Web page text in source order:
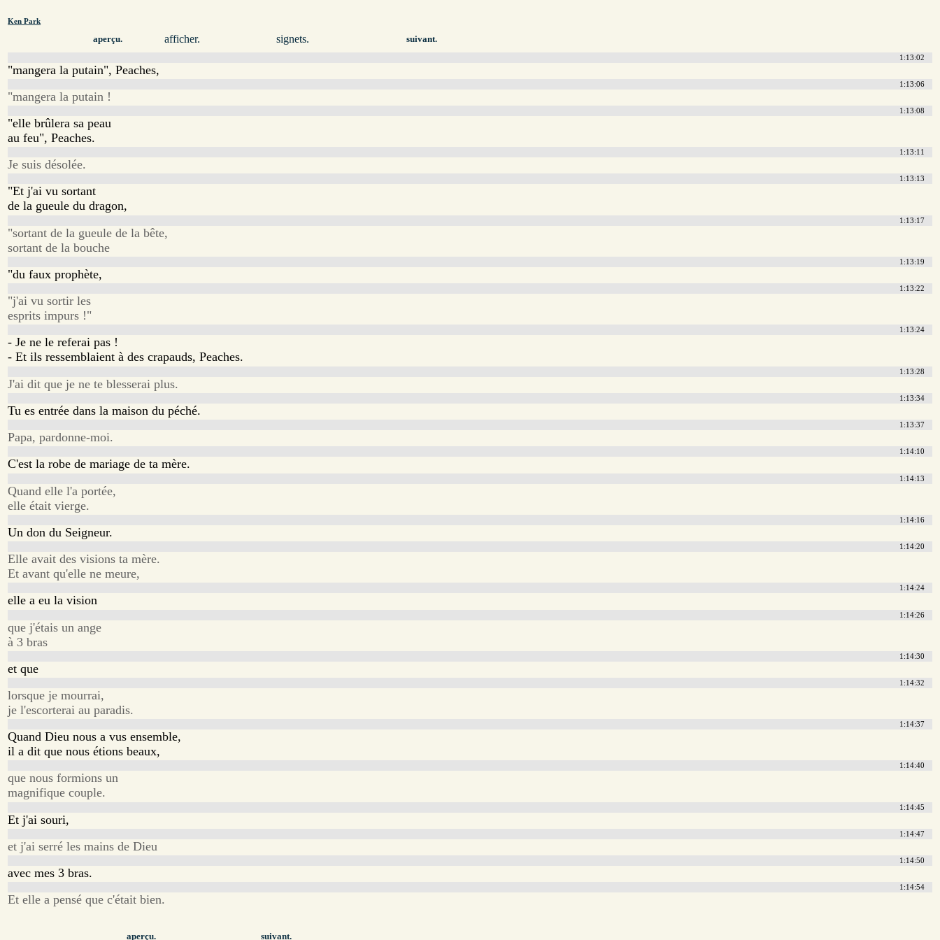
Ken Park
aperçu. afficher. signets. suivant.
1:13:02
"mangera la putain", Peaches,
1:13:06
"mangera la putain !
1:13:08
"elle brûlera sa peau
au feu", Peaches.
1:13:11
Je suis désolée.
1:13:13
"Et j'ai vu sortant
de la gueule du dragon,
1:13:17
"sortant de la gueule de la bête,
sortant de la bouche
1:13:19
"du faux prophète,
1:13:22
"j'ai vu sortir les
esprits impurs !"
1:13:24
- Je ne le referai pas !
- Et ils ressemblaient à des crapauds, Peaches.
1:13:28
J'ai dit que je ne te blesserai plus.
1:13:34
Tu es entrée dans la maison du péché.
1:13:37
Papa, pardonne-moi.
1:14:10
C'est la robe de mariage de ta mère.
1:14:13
Quand elle l'a portée,
elle était vierge.
1:14:16
Un don du Seigneur.
1:14:20
Elle avait des visions ta mère.
Et avant qu'elle ne meure,
1:14:24
elle a eu la vision
1:14:26
que j'étais un ange
à 3 bras
1:14:30
et que
1:14:32
lorsque je mourrai,
je l'escorterai au paradis.
1:14:37
Quand Dieu nous a vus ensemble,
il a dit que nous étions beaux,
1:14:40
que nous formions un
magnifique couple.
1:14:45
Et j'ai souri,
1:14:47
et j'ai serré les mains de Dieu
1:14:50
avec mes 3 bras.
1:14:54
Et elle a pensé que c'était bien.
aperçu. suivant.